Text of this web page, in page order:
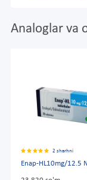
Analoglar va
2 sharhni
Enap-HL10mg/12.5